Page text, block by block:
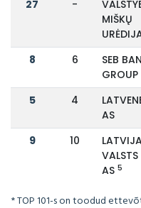
27 -
MIŠKŲ
8 6
SEB
GROUP
5 4
AS
9 10
VALSTS
AS 5
* TOP 101-s on toodud